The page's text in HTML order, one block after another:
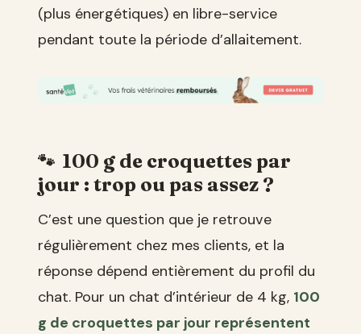
(plus énergétiques) en libre-service
pendant toute la période d’allaitement.
100 g de croquettes par
jour : trop ou pas assez ?
C’est une question que je retrouve
régulièrement chez mes clients, et la
réponse dépend entièrement du profil du
chat. Pour un chat d’intérieur de 4 kg, 100
g de croquettes par jour représentent